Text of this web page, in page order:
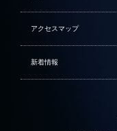
アクセスマップ
新着情報